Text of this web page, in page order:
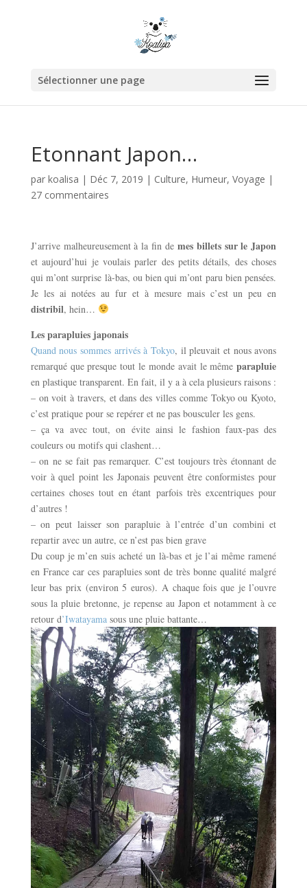
Sélectionner une page
Etonnant Japon…
par koalisa | Déc 7, 2019 | Culture, Humeur, Voyage |
27 commentaires
J’arrive malheureusement à la fin de mes billets sur le Japon
et aujourd’hui je voulais parler des petits détails, des choses
qui m’ont surprise là-bas, ou bien qui m’ont paru bien pensées.
Je les ai notées au fur et à mesure mais c’est un peu en
distribil, hein…
Les parapluies japonais
Quand nous sommes arrivés à Tokyo, il pleuvait et nous avons
remarqué que presque tout le monde avait le mêmeparapluie
en plastique transparent. En fait, il y a à cela plusieurs raisons :
– on voit à travers, et dans des villes comme Tokyo ou Kyoto,
c’est pratique pour se repérer et ne pas bousculer les gens.
– ça va avec tout, on évite ainsi le fashion faux-pas des
couleurs ou motifs qui clashent…
– on ne se fait pas remarquer. C’est toujours très étonnant de
voir à quel point les Japonais peuvent être conformistes pour
certaines choses tout en étant parfois très excentriques pour
d’autres !
– on peut laisser son parapluie à l’entrée d’un combini et
repartir avec un autre, ce n’est pas bien grave
Du coup je m’en suis acheté un là-bas et je l’ai même ramené
en France car ces parapluies sont de très bonne qualité malgré
leur bas prix (environ 5 euros). A chaque fois que je l’ouvre
sous la pluie bretonne, je repense au Japon et notamment à ce
retour d’Iwatayamasous une pluie battante…